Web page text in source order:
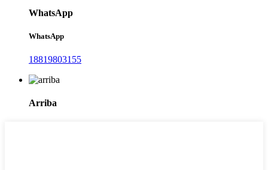
WhatsApp
WhatsApp
18819803155
Arriba